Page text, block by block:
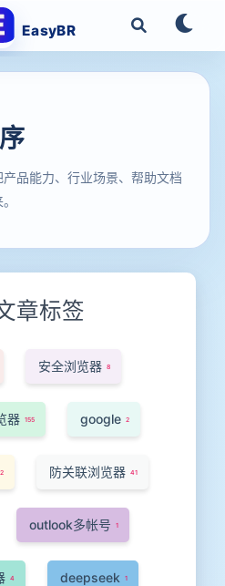
EasyBR
品能力、行业场景、帮助文档
章标签
安全浏览器 8
器 155 google 2
2 防关联浏览器 41
outlook多帐号 1
4 deepseek 1